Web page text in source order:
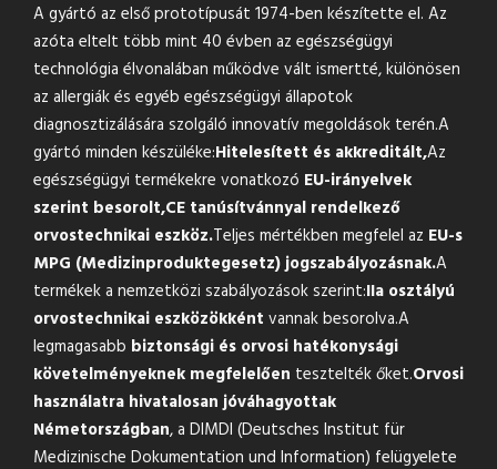
A gyártó az első prototípusát 1974-ben készítette el. Az
azóta eltelt több mint 40 évben az egészségügyi
technológia élvonalában működve vált ismertté, különösen
az allergiák és egyéb egészségügyi állapotok
diagnosztizálására szolgáló innovatív megoldások terén.A
gyártó minden készüléke:Hitelesített és akkreditált,Az
egészségügyi termékekre vonatkozó EU-irányelvek
szerint besorolt,CE tanúsítvánnyal rendelkező
orvostechnikai eszköz.Teljes mértékben megfelel az EU-s
MPG (Medizinproduktegesetz) jogszabályozásnak.A
termékek a nemzetközi szabályozások szerint:IIa osztályú
orvostechnikai eszközökként vannak besorolva.A
legmagasabb biztonsági és orvosi hatékonysági
követelményeknek megfelelően tesztelték őket.Orvosi
használatra hivatalosan jóváhagyottak
Németországban, a DIMDI (Deutsches Institut für
Medizinische Dokumentation und Information) felügyelete